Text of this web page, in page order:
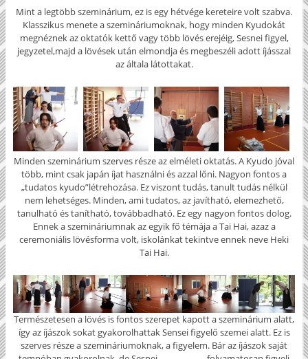
Mint a legtöbb szeminárium, ez is egy hétvége kereteire volt szabva.
Klasszikus menete a szemináriumoknak, hogy minden Kyudokát
megnéznek az oktatók kettő vagy több lövés erejéig, Sesnei figyel,
jegyzetel,majd a lövések után elmondja és megbeszéli adott íjásszal
az általa látottakat.
Minden szeminárium szerves része az elméleti oktatás. A Kyudo jóval
több, mint csak japán íjat használni és azzal lőni. Nagyon fontos a
„tudatos kyudo”létrehozása. Ez viszont tudás, tanult tudás nélkül
nem lehetséges. Minden, ami tudatos, az javítható, elemezhető,
tanulható és tanítható, továbbadható. Ez egy nagyon fontos dolog.
Ennek a szemináriumnak az egyik fő témája a Tai Hai, azaz a
ceremoniális lövésforma volt, iskolánkat tekintve ennek neve Heki
Tai Hai.
Természetesen a lövés is fontos szerepet kapott a szeminárium alatt,
így az íjászok sokat gyakorolhattak Sensei figyelő szemei alatt. Ez is
szerves része a szemináriumoknak, a figyelem. Bár az íjászok saját